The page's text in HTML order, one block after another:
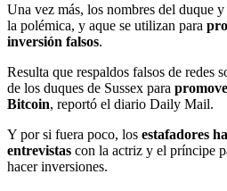
Una vez más, los nombres del duque
la polémica, y aque se utilizan para
inversión falsos.
Resulta que respaldos falsos de redes
de los duques de Sussex para
Bitcoin, reportó el diario Daily Mail.
Y por si fuera poco, los estafadores
entrevistas con la actriz y el príncipe
hacer inversiones.